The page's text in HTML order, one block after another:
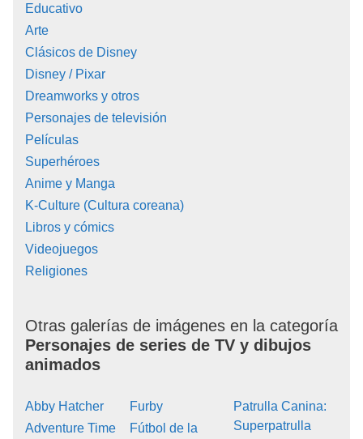
Educativo
Arte
Clásicos de Disney
Disney / Pixar
Dreamworks y otros
Personajes de televisión
Películas
Superhéroes
Anime y Manga
K-Culture (Cultura coreana)
Libros y cómics
Videojuegos
Religiones
Otras galerías de imágenes en la categoría
Personajes de series de TV y dibujos
animados
Abby Hatcher
Adventure Time
Furby
Fútbol de la
Patrulla Canina:
Superpatrulla